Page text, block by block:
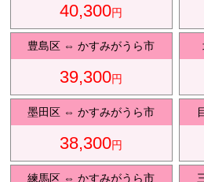
会
40,300円
豊島区 ⇔かすみがうら市
39,300円
墨田区 ⇔かすみがうら市
38,300円
練馬区 ⇔かすみがうら市